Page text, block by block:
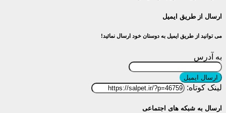
ارسال از طریق ایمیل
می توانید از طریق ایمیل به دوستان خود ارسال نمائید!
به آدرس
ارسال ایمیل
لینک کوتاه:
ارسال به شبکه های اجتماعی